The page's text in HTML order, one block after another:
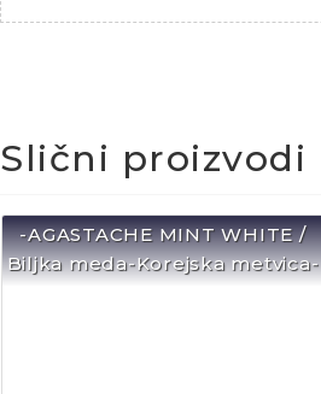
Slični proizvodi
-AGASTACHE MINT WHITE /
Biljka meda-Korejska metvica-